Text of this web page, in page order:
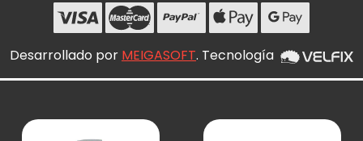
Desarrollado por MEIGASOFT. Tecnología